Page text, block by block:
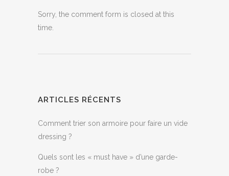
Sorry, the comment form is closed at this
time.
ARTICLES RÉCENTS
Comment trier son armoire pour faire un vide
dressing ?
Quels sont les « must have » d’une garde-
robe ?